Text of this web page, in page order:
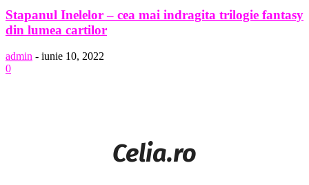
Stapanul Inelelor – cea mai indragita trilogie fantasy
din lumea cartilor
admin - iunie 10, 2022
0
Celia.ro